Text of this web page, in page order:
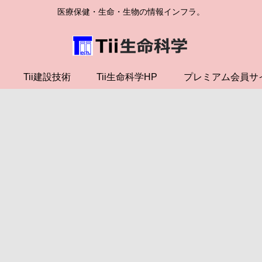
医療保健・生命・生物の情報インフラ。
Tii建設技術 Tii生命科学HP プレミアム会員サ